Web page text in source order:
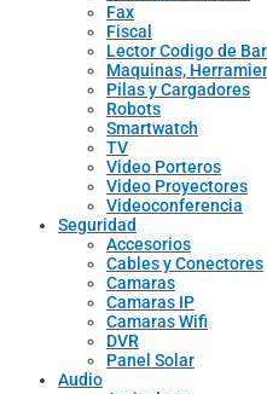
Fax
Fiscal
Lector Codigo de
Maquinas,
Pilas y Cargadores
Robots
Smartwatch
TV
Video Porteros
Video Proyectores
Videoconferencia
Seguridad
Accesorios
Cables y Conectores
Camaras
Camaras IP
Camaras Wifi
DVR
Panel Solar
Audio